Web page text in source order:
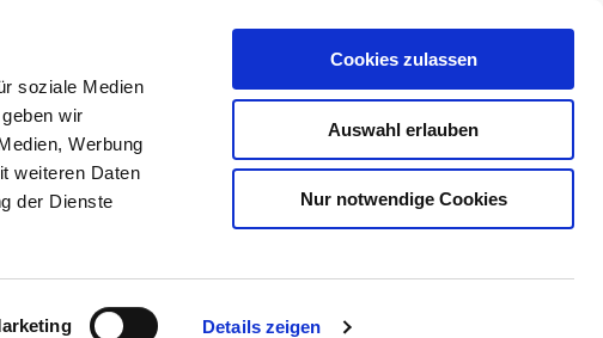
soziale Medien
wir
Werbung
weiteren Daten
der Dienste
Details zeigen
Cookies zulassen
Auswahl erlauben
Nur notwendige Cookies